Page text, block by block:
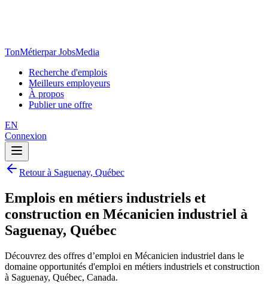
TonMétierpar JobsMedia
Recherche d'emplois
Meilleurs employeurs
À propos
Publier une offre
EN
Connexion
Retour à Saguenay, Québec
Emplois en métiers industriels et
construction en Mécanicien industriel à
Saguenay, Québec
Découvrez des offres d’emploi en Mécanicien industriel dans le
domaine opportunités d'emploi en métiers industriels et construction
à Saguenay, Québec, Canada.